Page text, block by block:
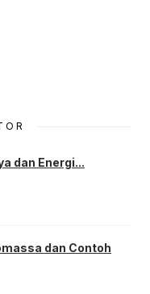
dan Energi...
dan Contoh